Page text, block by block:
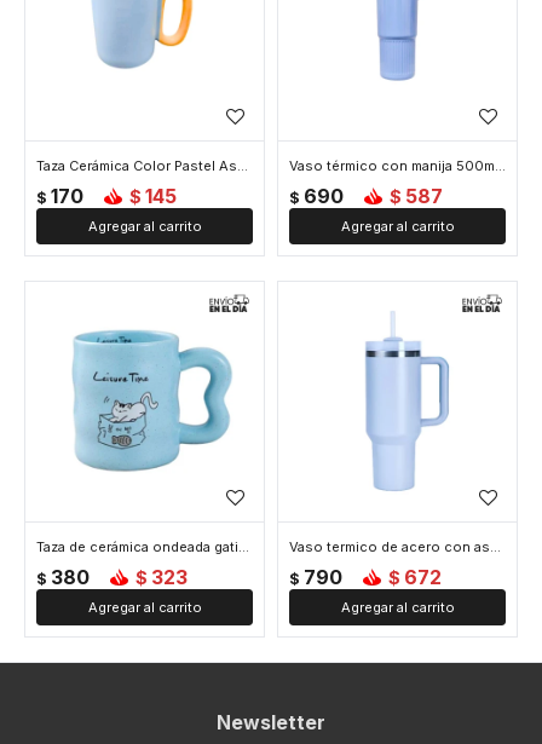
Taza Cerámica Color Pastel Asa Grande - Celeste
$ 170 $ 145
Vaso térmico con manija 500ml - Celeste
$ 690 $ 587
Taza de cerámica ondeada gatito - Celeste
$ 380 $ 323
Vaso termico de acero con asa - Celeste
$ 790 $ 672
Newsletter